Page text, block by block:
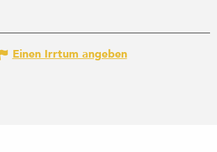
Einen Irrtum angeben